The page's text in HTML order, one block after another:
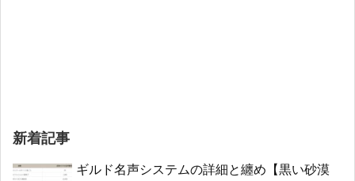
新着記事
ギルド名声システムの詳細と纏め【黒い砂漠